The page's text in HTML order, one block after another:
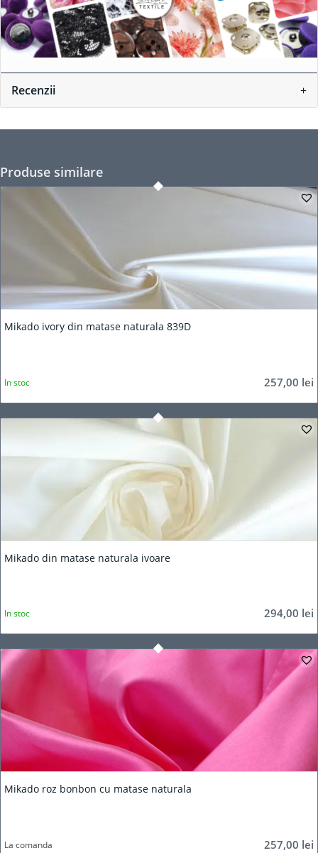
Recenzii
Produse similare
Mikado ivory din matase naturala 839D
257,00 lei
In stoc
Mikado din matase naturala ivoare
294,00 lei
In stoc
Mikado roz bonbon cu matase naturala
257,00 lei
La comanda